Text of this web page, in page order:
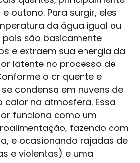
outono. Para surgir, eles
da água igual ou
pois são basicamente
e extraem sua energia da
latente no processo de
o ar quente e
condensa em nuvens de
calor na atmosfera. Essa
funciona como um
fazendo com
e ocasionando rajadas de
e violentas) e uma